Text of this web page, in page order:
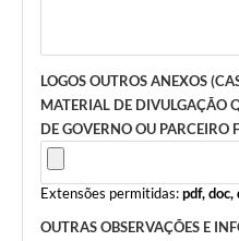
LOGOS OUTROS ANEXOS
MATERIAL DE DIVULGAÇÃO
DE GOVERNO OU PARCEIRO
Extensões permitidas:pdf, doc,
OUTRAS OBSERVAÇÕES E